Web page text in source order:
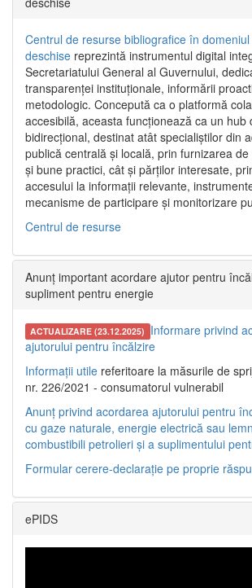
Centrul de resurse bibliografice în
deschise reprezintă instrumentul digital
Secretariatului General al Guvernului,
transparenței instituționale, informării
metodologic. Concepută ca o platformă
accesibilă, aceasta funcționează ca un hub
bidirecțional, destinat atât specialiștilor din
publică centrală și locală, prin furnizarea
și bune practici, cât și părților interesate,
accesului la informații relevante,
mecanisme de participare și monitorizare
Centrul de resurse
Anunț important acordare ajutor pentru
supliment pentru energie
ACTUALIZARE (23.12.2025) Informare privind
ajutorului pentru încălzire
Informații utile referitoare la măsurile de
nr. 226/2021 - consumatorul vulnerabil
Anunț privind acordarea ajutorului pentru
cu gaze naturale, energie electrică sau
combustibili petrolieri și a suplimentului
Formular cerere-declarație pe proprie
ePIDS